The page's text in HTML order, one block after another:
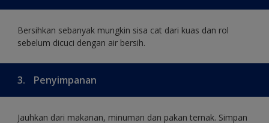
Bersihkan sebanyak mungkin sisa cat dari kuas dan rol
sebelum dicuci dengan air bersih.
3. Penyimpanan
Jauhkan dari makanan, minuman dan pakan ternak. Simpan